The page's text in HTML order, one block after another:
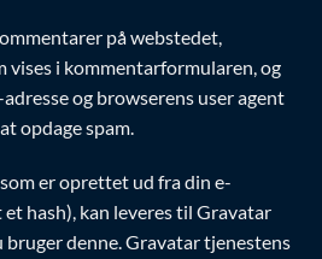
på webstedet,
vises i kommentarformularen, og
og browserens user agent
opdage spam.
er oprettet ud fra din e-
hash), kan leveres til Gravatar
bruger denne. Gravatar tjenestens